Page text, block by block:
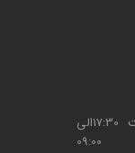
شنبه تا چهارشنبه از ساعت 17:30الی
09:00